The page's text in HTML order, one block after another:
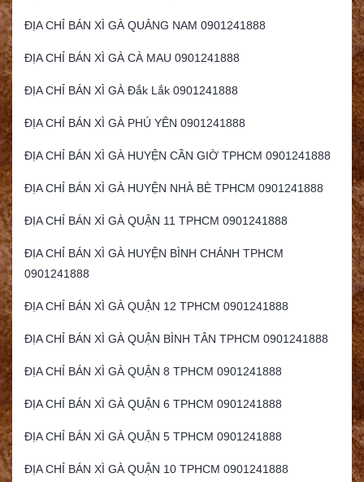
ĐỊA CHỈ BÁN XÌ GÀ QUẢNG NAM 0901241888
ĐỊA CHỈ BÁN XÌ GÀ CÀ MAU 0901241888
ĐỊA CHỈ BÁN XÌ GÀ Đắk Lắk 0901241888
ĐỊA CHỈ BÁN XÌ GÀ PHÚ YÊN 0901241888
ĐỊA CHỈ BÁN XÌ GÀ HUYỆN CẦN GIỜ TPHCM 0901241888
ĐỊA CHỈ BÁN XÌ GÀ HUYỆN NHÀ BÈ TPHCM 0901241888
ĐỊA CHỈ BÁN XÌ GÀ QUẬN 11 TPHCM 0901241888
ĐỊA CHỈ BÁN XÌ GÀ HUYỆN BÌNH CHÁNH TPHCM
0901241888
ĐỊA CHỈ BÁN XÌ GÀ QUẬN 12 TPHCM 0901241888
ĐỊA CHỈ BÁN XÌ GÀ QUẬN BÌNH TÂN TPHCM 0901241888
ĐỊA CHỈ BÁN XÌ GÀ QUẬN 8 TPHCM 0901241888
ĐỊA CHỈ BÁN XÌ GÀ QUẬN 6 TPHCM 0901241888
ĐỊA CHỈ BÁN XÌ GÀ QUẬN 5 TPHCM 0901241888
ĐỊA CHỈ BÁN XÌ GÀ QUẬN 10 TPHCM 0901241888